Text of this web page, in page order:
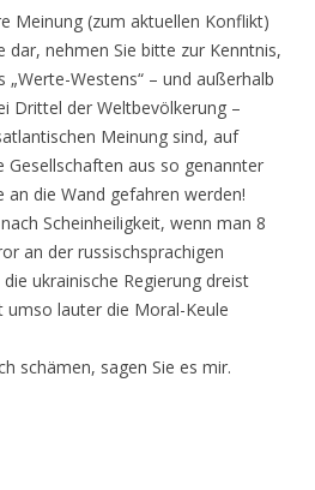
Meinung (zum aktuellen Konflikt)
dar, nehmen Sie bitte zur Kenntnis,
„Werte-Westens“ – und außerhalb
Drittel der Weltbevölkerung –
Meinung sind, auf
Gesellschaften aus so genannter
an die Wand gefahren werden!
Scheinheiligkeit, wenn man 8
an der russischsprachigen
ukrainische Regierung dreist
lauter die Moral-Keule
schämen, sagen Sie es mir.